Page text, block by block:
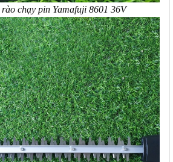
chạy pin Yamafuji 8601 36V